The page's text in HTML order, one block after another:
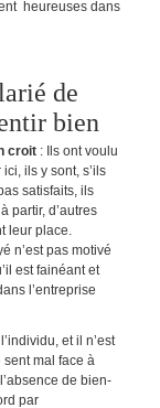
heureuses dans
de
bien
croit: Ils ont voulu
ils y sont, s’ils
satisfaits, ils
partir, d’autres
leur place.
n’est pas motivé
est fainéant et
l’entreprise
et il n’est
mal face à
de bien-
par